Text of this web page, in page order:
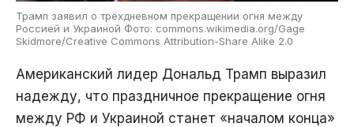
Трамп заявил о трёхдневном прекращении огня между
Россией и Украиной Фото: commons.wikimedia.org/Gage
Skidmore/Creative Commons Attribution-Share Alike 2.0
Американский лидер Дональд Трамп выразил
надежду, что праздничное прекращение огня
между РФ и Украиной станет «началом конца»